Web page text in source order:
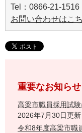
Tel：0866-21-
お問い合わせはこ
重要なお知らせ
高梁市職員採用試
2026年7月30日更新
令和8年度高梁市職